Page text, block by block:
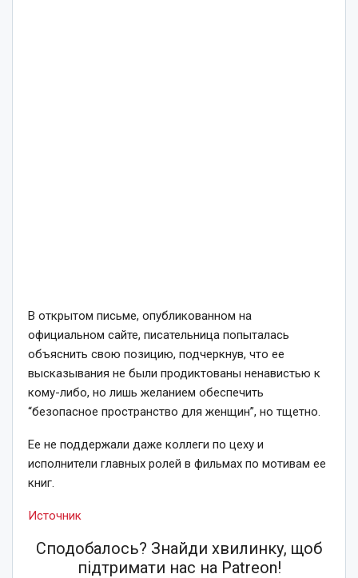
В открытом письме, опубликованном на
официальном сайте, писательница попыталась
объяснить свою позицию, подчеркнув, что ее
высказывания не были продиктованы ненавистью к
кому-либо, но лишь желанием обеспечить
“безопасное пространство для женщин”, но тщетно.
Ее не поддержали даже коллеги по цеху и
исполнители главных ролей в фильмах по мотивам ее
книг.
Источник
Сподобалось? Знайди хвилинку, щоб
підтримати нас на Patreon!